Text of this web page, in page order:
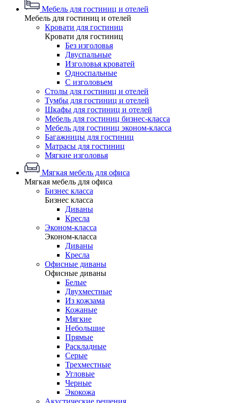
Мебель для гостиниц и отелей
Мебель для гостиниц и отелей
Кровати для гостиниц
Кровати для гостиниц
Без изголовья
Двуспальные
Изголовья кроватей
Односпальные
С изголовьем
Столы для гостиниц и отелей
Тумбы для гостиниц и отелей
Шкафы для гостиниц и отелей
Мебель для гостиниц бизнес-класса
Мебель для гостиниц эконом-класса
Багажницы для гостиниц
Матрасы для гостиниц
Мягкие изголовья
Мягкая мебель для офиса
Мягкая мебель для офиса
Бизнес класса
Бизнес класса
Диваны
Кресла
Эконом-класса
Эконом-класса
Диваны
Кресла
Офисные диваны
Офисные диваны
Белые
Двухместные
Из кожзама
Кожаные
Мягкие
Небольшие
Прямые
Раскладные
Серые
Трехместные
Угловые
Черные
Экокожа
Акустические решения